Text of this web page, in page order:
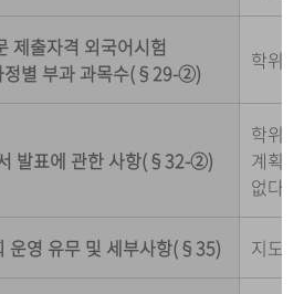
제출자격 외국어시험
정별 부과 과목수(§29-②)
학위
발표에 관한 사항(§32-②)
학위
계획
없다.
운영 유무 및 세부사항(§35) 지도